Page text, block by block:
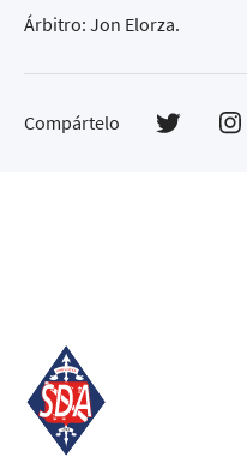
Árbitro: Jon Elorza.
Compártelo